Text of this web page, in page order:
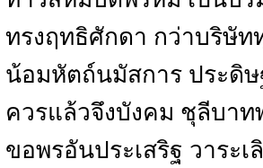
ทรงฤทธิศักดา กว่าบริษั
น้อมหัตถ์นมัสการ ประดิ
ควรแล้วจึงบังคม ชุลีบาท
ขอพรอันประเสริฐ วาระ